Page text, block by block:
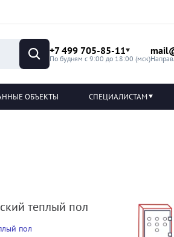
+7 499 705-85-11
По будням с 9:00 до 18:00 (мск)
ОБЪЕКТЫ СПЕЦИАЛИСТАМ
теплый пол
пол